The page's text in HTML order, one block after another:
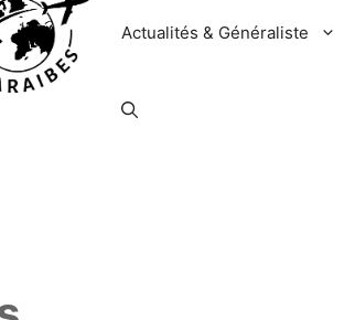
Actualités & Généraliste